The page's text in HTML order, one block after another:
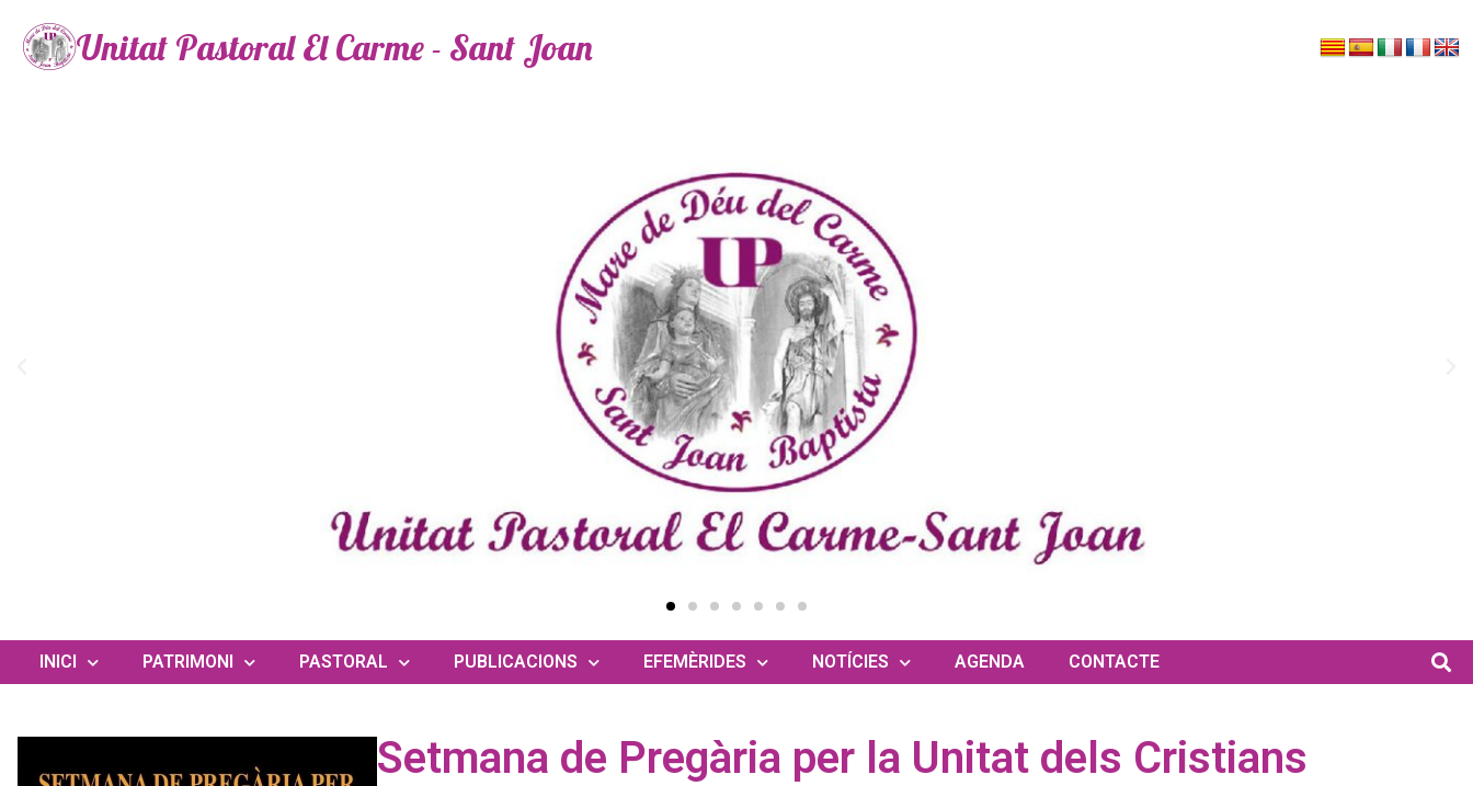
Unitat Pastoral El Carme - Sant Joan
INICI PATRIMONI PASTORAL PUBLICACIONS EFEMÈRIDES NOTÍCIES AGENDA CONTACTE
Setmana de Pregària per la Unitat dels Cristians